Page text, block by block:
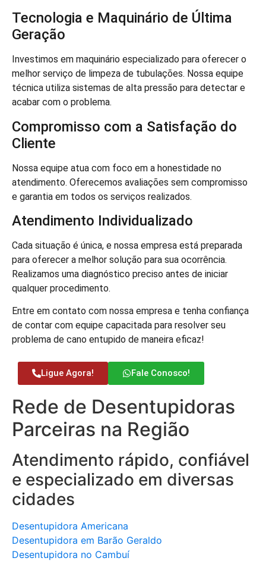
Tecnologia e Maquinário de Última
Geração
Investimos em maquinário especializado para oferecer o
melhor serviço de limpeza de tubulações. Nossa equipe
técnica utiliza sistemas de alta pressão para detectar e
acabar com o problema.
Compromisso com a Satisfação do
Cliente
Nossa equipe atua com foco em a honestidade no
atendimento. Oferecemos avaliações sem compromisso
e garantia em todos os serviços realizados.
Atendimento Individualizado
Cada situação é única, e nossa empresa está preparada
para oferecer a melhor solução para sua ocorrência.
Realizamos uma diagnóstico preciso antes de iniciar
qualquer procedimento.
Entre em contato com nossa empresa e tenha confiança
de contar com equipe capacitada para resolver seu
problema de cano entupido de maneira eficaz!
Ligue Agora! Fale Conosco!
Rede de Desentupidoras
Parceiras na Região
Atendimento rápido, confiável
e especializado em diversas
cidades
Desentupidora Americana
Desentupidora em Barão Geraldo
Desentupidora no Cambuí